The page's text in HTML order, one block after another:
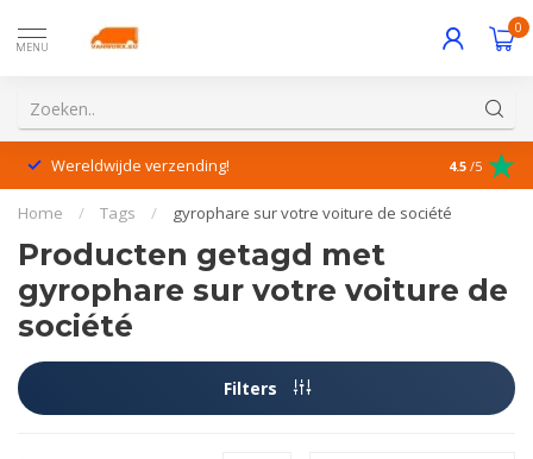
MENU
0
Wereldwijde verzending! 4.5 /5
Home / Tags / gyrophare sur votre voiture de société
Producten getagd met
gyrophare sur votre voiture de
société
Filters